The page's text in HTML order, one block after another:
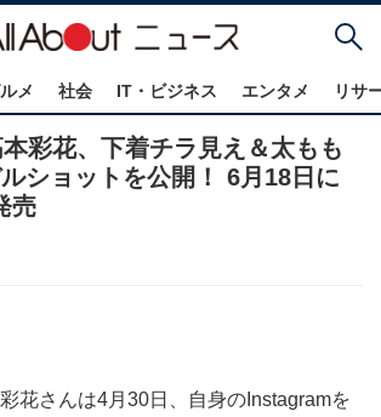
メ 社会 IT・ビジネス エンタメ リサ
彩花、下着チラ見え＆太もも
ショットを公開！ 6月18日に
売
花さんは4月30日、自身のInstagramを